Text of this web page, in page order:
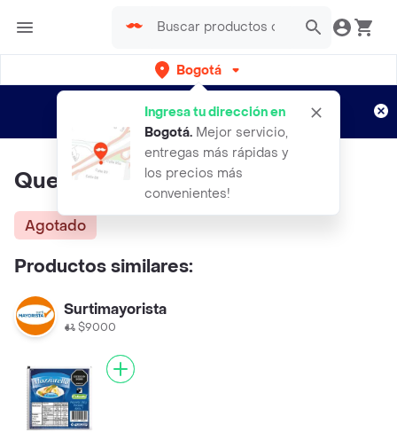
Bogotá
Ingresa tu dirección en
Bogotá. Mejor servicio,
entregas más rápidas y
los precios más
convenientes!
envíos gratis por semanas
Aplican TyC
Queso Mozzarella Tajado Exito
Agotado
Productos similares:
Surtimayorista
$9000